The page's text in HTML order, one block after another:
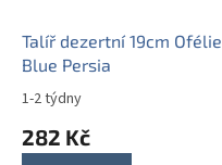
Talíř dezertní 19cm Ofélie
Blue Persia
1-2 týdny
282 Kč